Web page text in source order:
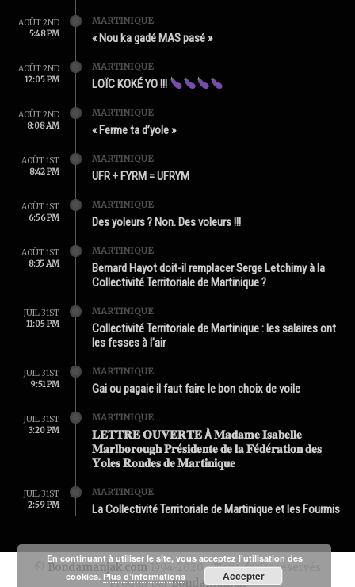
AOÛT 2ND
5:48 PM
MARTINIQUE
« Nou ka gadé MAS pasé »
AOÛT 2ND
12:05 PM
MARTINIQUE
LOÏC KOKÉ YO !!!
AOÛT 2ND
8:08 AM
MARTINIQUE
« Ferme ta d’yole »
AOÛT 1ST
8:42 PM
MARTINIQUE
UFR + FYRM = UFRYM
AOÛT 1ST
6:56 PM
MARTINIQUE
Des yoleurs ? Non. Des voleurs !!!
AOÛT 1ST
8:35 AM
MARTINIQUE
Bernard Hayot doit-il remplacer Serge Letchimy à la
Collectivité Territoriale de Martinique ?
JUIL 31ST
11:05 PM
MARTINIQUE
Collectivité Territoriale de Martinique : les salaires ont
les fesses à l’air
JUIL 31ST
9:51 PM
MARTINIQUE
Gai ou pagaie il faut faire le bon choix de voile
JUIL 31ST
3:20 PM
MARTINIQUE
𝐋𝐄𝐓𝐓𝐑𝐄 𝐎𝐔𝐕𝐄𝐑𝐓𝐄 À 𝐌𝐚𝐝𝐚𝐦𝐞 𝐈𝐬𝐚𝐛𝐞𝐥𝐥𝐞
𝐌𝐚𝐫𝐥𝐛𝐨𝐫𝐨𝐮𝐠𝐡 𝐏𝐫é𝐬𝐢𝐝𝐞𝐧𝐭𝐞 𝐝𝐞 𝐥𝐚 𝐅é𝐝é𝐫𝐚𝐭𝐢𝐨𝐧 𝐝𝐞𝐬
𝐘𝐨𝐥𝐞𝐬 𝐑𝐨𝐧𝐝𝐞𝐬 𝐝𝐞 𝐌𝐚𝐫𝐭𝐢𝐧𝐢𝐪𝐮𝐞
JUIL 31ST
2:59 PM
MARTINIQUE
La Collectivité Territoriale de Martinique et les Fourmis
Bondamanjak.com 1994-2020 - Tous droits réservés
Produit parBondamanjak
En continuant à utiliser le site, vous acceptez l’utilisation des
cookies. Plus d’informations Accepter